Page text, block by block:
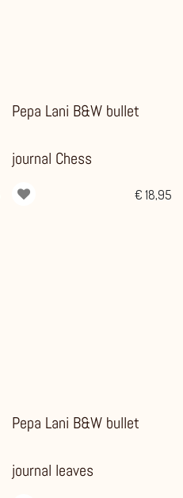
Pepa Lani B&W bullet
journal Chess
€ 18,95
Pepa Lani B&W bullet
journal leaves